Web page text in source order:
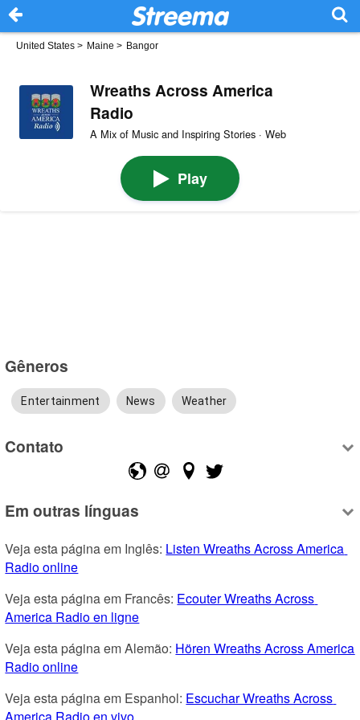
United States > Maine > Bangor
Wreaths Across America
Radio
A Mix of Music and Inspiring Stories · Web
Play
Gêneros
Entertainment News Weather
Contato
Em outras línguas
Veja esta página em Inglês: Listen Wreaths Across America
Radio online
Veja esta página em Francês: Ecouter Wreaths Across
America Radio en ligne
Veja esta página em Alemão: Hören Wreaths Across America
Radio online
Veja esta página em Espanhol: Escuchar Wreaths Across
America Radio en vivo